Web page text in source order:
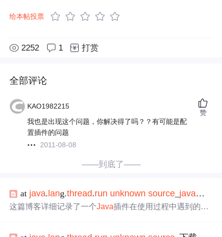
给本帖投票
2252 1 打赏
全部评论
KAO1982215
我也是出现这个问题，你解决得了吗？？有可能是配
置插件的问题
2011-08-08
赞
——到底了——
at java. lang.thread.run unknown source java运行
这篇博客详细记录了一个Java插件在使用过程中遇到的问